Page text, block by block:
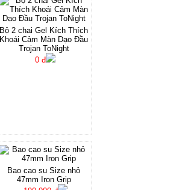
Bộ 2 chai Gel Kích Thích
Khoái Cảm Màn Dạo Đầu
Trojan ToNight
0 đ
Bao cao su Size nhỏ
47mm Iron Grip